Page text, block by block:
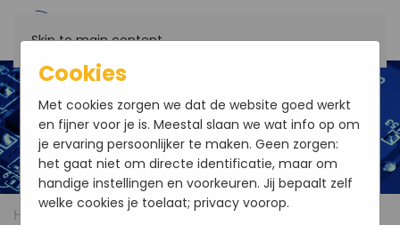
Skip to main content
Home Products
Concurrent XP B5x/msd-RC –
Cookies
Met cookies zorgen we dat de website goed werkt
en fijner voor je is. Meestal slaan we wat info op om
je ervaring persoonlijker te maken. Geen zorgen:
het gaat niet om directe identificatie, maar om
handige instellingen en voorkeuren. Jij bepaalt zelf
welke cookies je toelaat; privacy voorop.